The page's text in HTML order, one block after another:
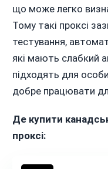
що може легко
Тому такі проксі
тестування,
які мають слабкий
підходять для
добре працювати
Де купити
проксі: